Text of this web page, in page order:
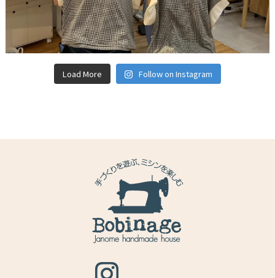
Load More Follow on Instagram